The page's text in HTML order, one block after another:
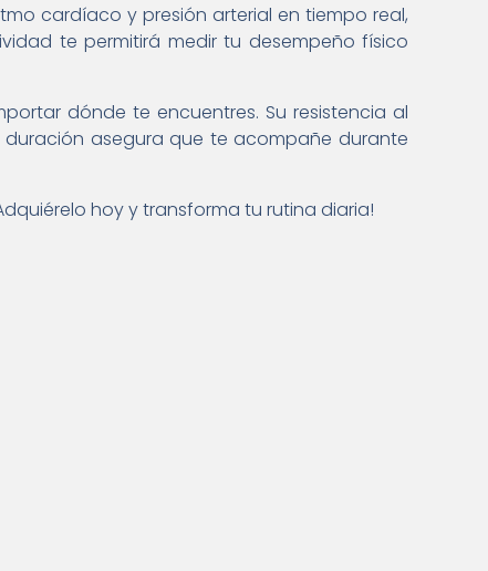
cardíaco y presión arterial en tiempo real,
te permitirá medir tu desempeño físico
dónde te encuentres. Su resistencia al
asegura que te acompañe durante
hoy y transforma tu rutina diaria!